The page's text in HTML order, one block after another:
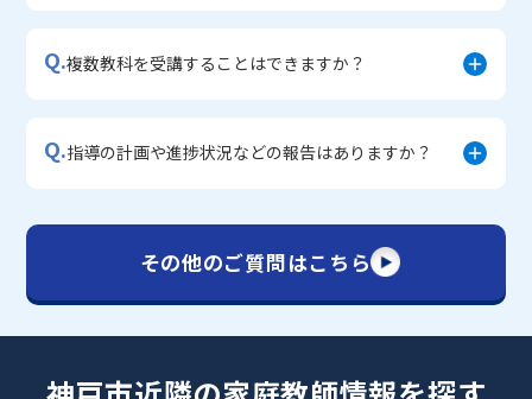
Q.複数教科を受講することはできますか？
Q.指導の計画や進捗状況などの報告はありますか？
その他のご質問はこちら